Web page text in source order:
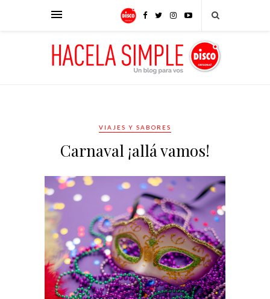
VIAJES Y SABORES
Carnaval ¡allá vamos!